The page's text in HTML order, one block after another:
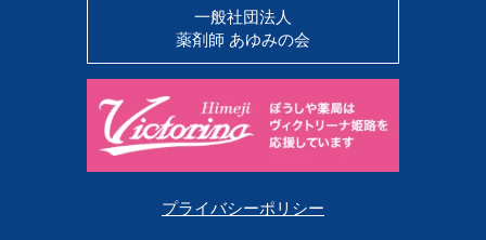
一般社団法人
薬剤師 あゆみの会
プライバシーポリシー